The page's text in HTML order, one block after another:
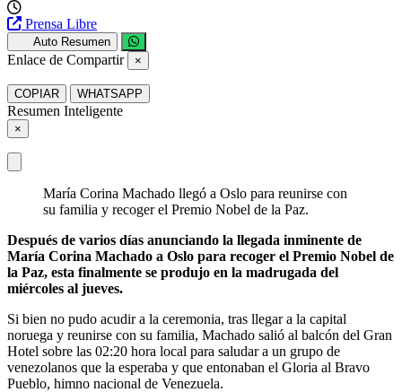
Prensa Libre
Auto Resumen
Enlace de Compartir ×
COPIAR WHATSAPP
Resumen Inteligente
×
María Corina Machado llegó a Oslo para reunirse con
su familia y recoger el Premio Nobel de la Paz.
Después de varios días anunciando la llegada inminente de
María Corina Machado a Oslo para recoger el Premio Nobel de
la Paz, esta finalmente se produjo en la madrugada del
miércoles al jueves.
Si bien no pudo acudir a la ceremonia, tras llegar a la capital
noruega y reunirse con su familia, Machado salió al balcón del Gran
Hotel sobre las 02:20 hora local para saludar a un grupo de
venezolanos que la esperaba y que entonaban el Gloria al Bravo
Pueblo, himno nacional de Venezuela.